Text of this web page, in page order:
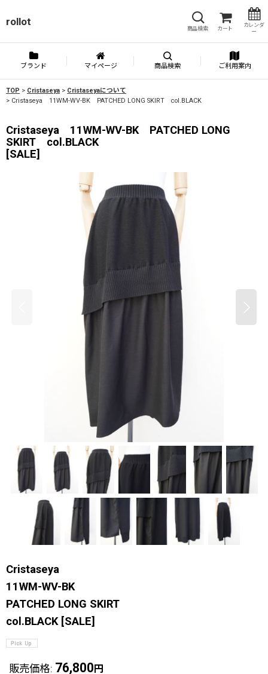
rollot
商品検索 カート
カレンダ
ー
ブランド マイページ 商品検索 ご利用案内
TOP > Cristaseya > Cristaseyaについて
> Cristaseya 11WM-WV-BK PATCHED LONG SKIRT col.BLACK
Cristaseya 11WM-WV-BK PATCHED LONG
SKIRT col.BLACK
[SALE]
Cristaseya
11WM-WV-BK
PATCHED LONG SKIRT
col.BLACK [SALE]
販売価格: 76,800 円